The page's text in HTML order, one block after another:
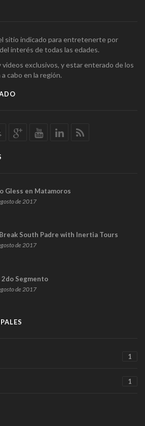
sitio indicado para entretenerte por
interés de todas las edades.
exclusivos, y estar enterado de los
cabo en la región.
Gless en Matamoros
de 2017
South Padre with Inertia Tours
de 2017
2do Segmento
de 2017
1
1